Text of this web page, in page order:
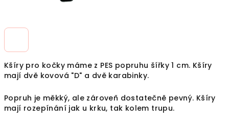
Kšíry pro kočky máme z PES popruhu šířky 1 cm. Kšíry
mají dvě kovová "D" a dvě karabinky.
Popruh je měkký, ale zároveň dostatečně pevný. Kšíry
mají rozepínání jak u krku, tak kolem trupu.